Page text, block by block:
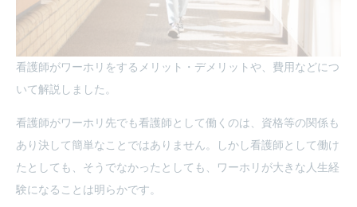
看護師がワーホリをするメリット・デメリットや、費用などにつ
いて解説しました。
看護師がワーホリ先でも看護師として働くのは、資格等の関係も
あり決して簡単なことではありません。しかし看護師として働け
たとしても、そうでなかったとしても、ワーホリが大きな人生経
験になることは明らかです。